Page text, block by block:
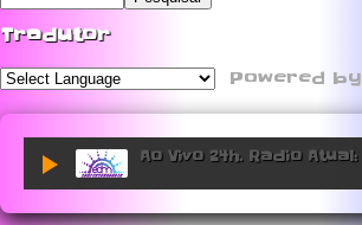
Tradutor
Powered by